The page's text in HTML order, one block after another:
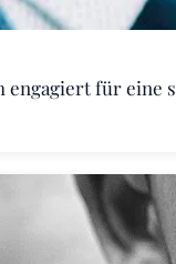
für eine